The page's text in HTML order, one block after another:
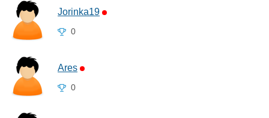
Jorinka19
0
Ares
0